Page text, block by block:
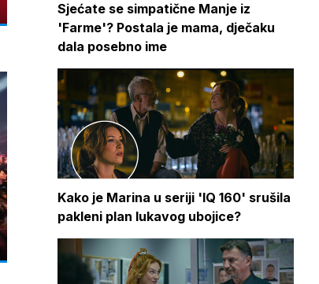
Sjećate se simpatične Manje iz
'Farme'? Postala je mama, dječaku
dala posebno ime
Kako je Marina u seriji 'IQ 160' srušila
pakleni plan lukavog ubojice?